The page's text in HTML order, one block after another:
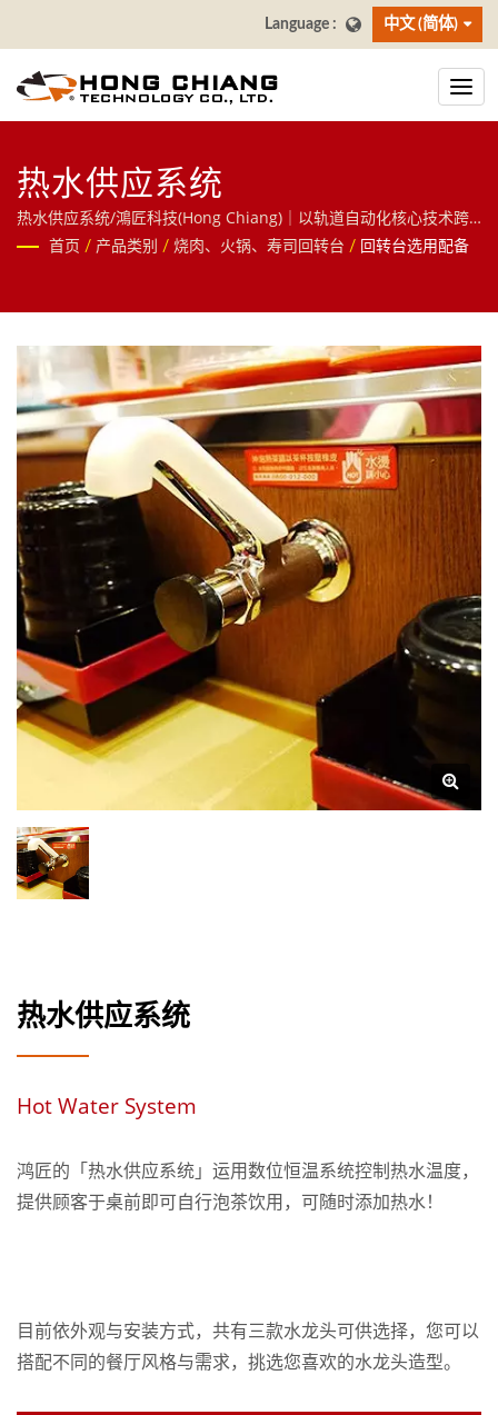
中文 (简体)
热水供应系统
热水供应系统/鴻匠科技(Hong Chiang)｜以轨道自动化核心技术跨
足餐饮与物流领域，提供送餐机器人、AI大萤幕点餐系统(自助点餐
首页 / 产品类别 / 烧肉、火锅、寿司回转台 / 回转台选用配备
热水供应系统
Hot Water System
鸿匠的「热水供应系统」运用数位恒温系统控制热水温度，
提供顾客于桌前即可自行泡茶饮用，可随时添加热水！
目前依外观与安装方式，共有三款水龙头可供选择，您可以
搭配不同的餐厅风格与需求，挑选您喜欢的水龙头造型。